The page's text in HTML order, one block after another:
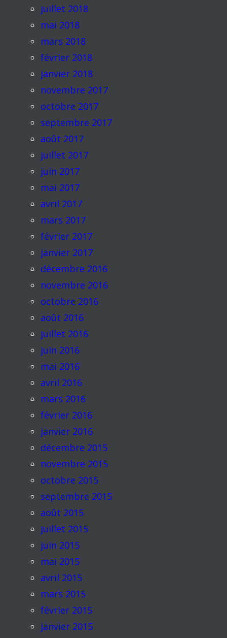
juillet 2018
mai 2018
mars 2018
février 2018
janvier 2018
novembre 2017
octobre 2017
septembre 2017
août 2017
juillet 2017
juin 2017
mai 2017
avril 2017
mars 2017
février 2017
janvier 2017
décembre 2016
novembre 2016
octobre 2016
août 2016
juillet 2016
juin 2016
mai 2016
avril 2016
mars 2016
février 2016
janvier 2016
décembre 2015
novembre 2015
octobre 2015
septembre 2015
août 2015
juillet 2015
juin 2015
mai 2015
avril 2015
mars 2015
février 2015
janvier 2015